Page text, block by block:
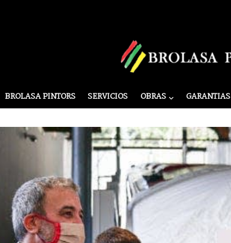
BROLASA PINTORS SERVICIOS OBRAS GARANTIAS